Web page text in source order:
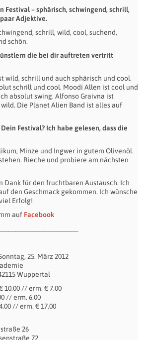
Festival – sphärisch, schwingend, schrill,
Adjektive.
schrill, wild, cool, suchend,
schön.
die bei dir auftreten vertritt
wild, schrill und auch sphärisch und cool.
schrill und cool. Moodi Allen ist cool und
absolut swing. Alfonso Graivna ist
Die Planet Alien Band ist alles auf
Festival? Ich habe gelesen, dass die
Minze und Ingwer in gutem Olivenöl.
Rieche und probiere am nächsten
Dank für den fruchtbaren Austausch. Ich
den Geschmack gekommen. Ich wünsche
Erfolg!
auf Facebook
25. März 2012
Wuppertal
// erm. € 7.00
// erm. 6.00
// erm. € 17.00
26
72